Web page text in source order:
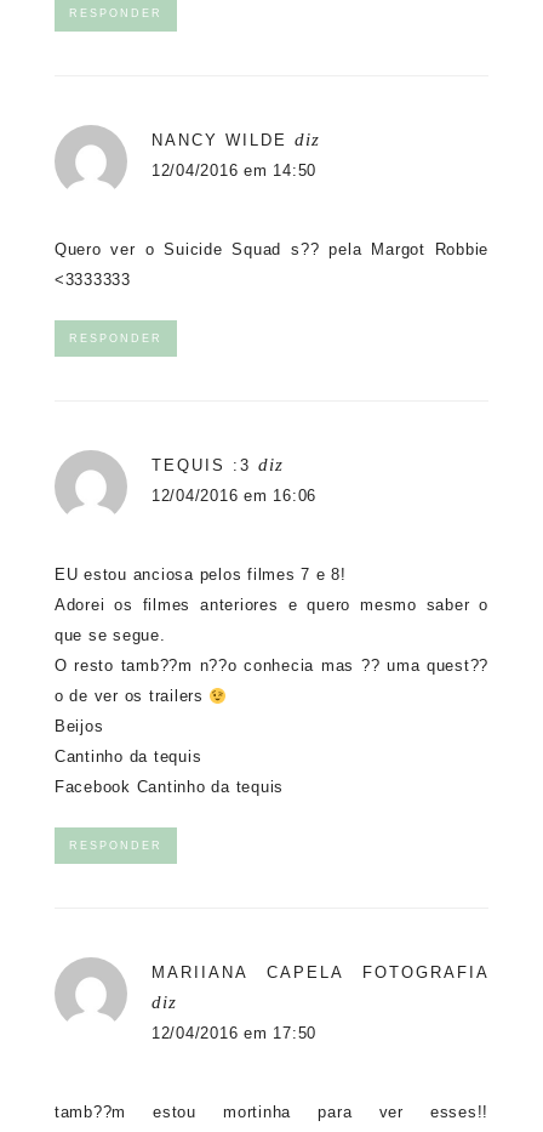
RESPONDER
NANCY WILDE diz
12/04/2016 em 14:50
Quero ver o Suicide Squad s?? pela Margot Robbie
<3333333
RESPONDER
TEQUIS :3 diz
12/04/2016 em 16:06
EU estou anciosa pelos filmes 7 e 8!
Adorei os filmes anteriores e quero mesmo saber o
que se segue.
O resto tamb??m n??o conhecia mas ?? uma quest??
o de ver os trailers
Beijos
Cantinho da tequis
Facebook Cantinho da tequis
RESPONDER
MARIIANA CAPELA FOTOGRAFIA
diz
12/04/2016 em 17:50
tamb??m estou mortinha para ver esses!!